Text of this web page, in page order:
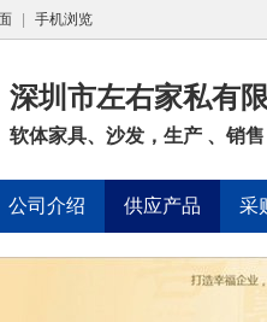
手机浏览
深圳市左右家私有
软体家具、沙发，生产 、销售
公司介绍 供应产品 采